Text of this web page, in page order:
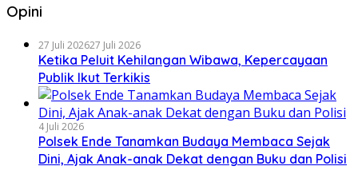
Opini
27 Juli 202627 Juli 2026
Ketika Peluit Kehilangan Wibawa, Kepercayaan
Publik Ikut Terkikis
4 Juli 2026
Polsek Ende Tanamkan Budaya Membaca Sejak
Dini, Ajak Anak-anak Dekat dengan Buku dan Polisi